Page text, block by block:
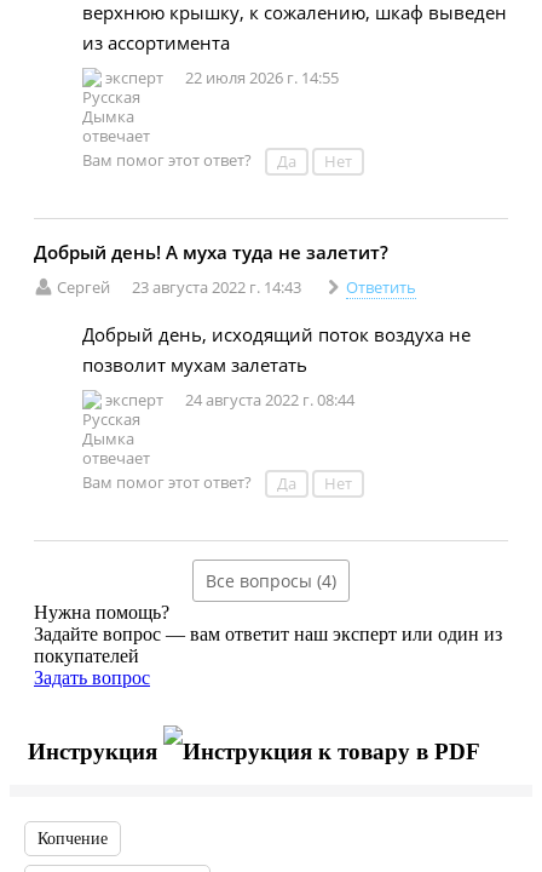
верхнюю крышку, к сожалению, шкаф выведен
из ассортимента
эксперт 22 июля 2026 г. 14:55
Вам помог этот ответ? Да Нет
Добрый день! А муха туда не залетит?
Сергей 23 августа 2022 г. 14:43 Ответить
Добрый день, исходящий поток воздуха не
позволит мухам залетать
эксперт 24 августа 2022 г. 08:44
Вам помог этот ответ? Да Нет
Все вопросы (4)
Нужна помощь?
Задайте вопрос — вам ответит наш эксперт или один из
покупателей
Задать вопрос
Инструкция
Копчение